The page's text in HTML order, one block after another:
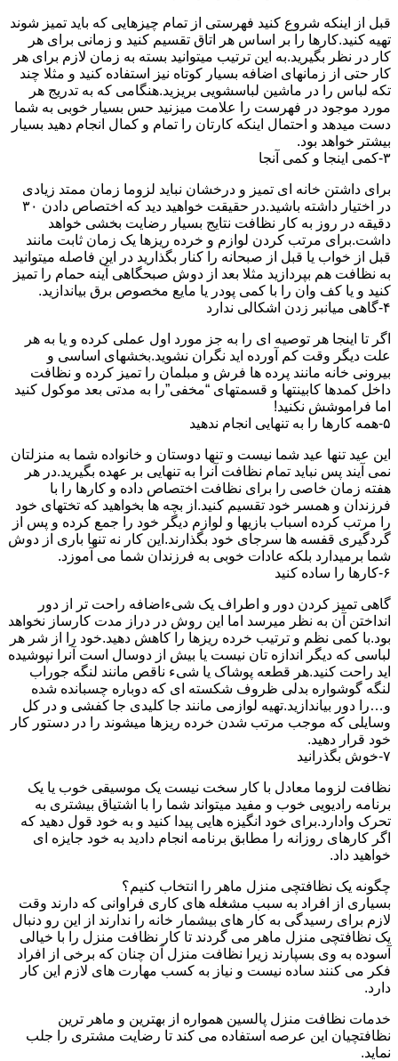
قبل از اینکه شروع کنید فهرستی از تمام چیزهایی که باید تمیز شوند
تهیه کنید.کارها را بر اساس هر اتاق تقسیم کنید و زمانی برای هر
کار در نظر بگیرید.به این ترتیب میتوانید بسته به زمان لازم برای هر
کار حتی از زمانهای اضافه بسیار کوتاه نیز استفاده کنید و مثلا چند
تکه لباس را در ماشین لباسشویی بریزید.هنگامی که به تدریج هر
مورد موجود در فهرست را علامت میزنید حس بسیار خوبی به شما
دست میدهد و احتمال اینکه کارتان را تمام و کمال انجام دهید بسیار
بیشتر خواهد بود.
۳-کمی اینجا و کمی آنجا
برای داشتن خانه ای تمیز و درخشان نباید لزوما زمان ممتد زیادی
در اختیار داشته باشید.در حقیقت خواهید دید که اختصاص دادن ۳۰
دقیقه در روز به کار نظافت نتایج بسیار رضایت بخشی خواهد
داشت.برای مرتب کردن لوازم و خرده ریزها یک زمان ثابت مانند
قبل از خواب یا قبل از صبحانه را کنار بگذارید در این فاصله میتوانید
به نظافت هم بپردازید مثلا بعد از دوش صبحگاهی آینه حمام را تمیز
کنید و یا کف وان را با کمی پودر یا مایع مخصوص برق بیاندازید.
۴-گاهی میانبر زدن اشکالی ندارد
اگر تا اینجا هر توصیه ای را به جز مورد اول عملی کرده و یا به هر
علت دیگر وقت کم آورده اید نگران نشوید.بخشهای اساسی و
بیرونی خانه مانند پرده ها فرش و مبلمان را تمیز کرده و نظافت
داخل کمدها کابینتها و قسمتهای “مخفی”را به مدتی بعد موکول کنید
اما فراموشش نکنید!
۵-همه کارها را به تنهایی انجام ندهید
این عید تنها عید شما نیست و تنها دوستان و خانواده شما به منزلتان
نمی آیند پس نباید تمام نظافت آنرا به تنهایی بر عهده بگیرید.در هر
هفته زمان خاصی را برای نظافت اختصاص داده و کارها را با
فرزندان و همسر خود تقسیم کنید.از بچه ها بخواهید که تختهای خود
را مرتب کرده اسباب بازیها و لوازم دیگر خود را جمع کرده و پس از
گردگیری قفسه ها سرجای خود بگذارند.این کار نه تنها باری از دوش
شما برمیدارد بلکه عادات خوبی به فرزندان شما می آموزد.
۶-کارها را ساده کنید
گاهی تمیز کردن دور و اطراف یک شیءاضافه راحت تر از دور
انداختن آن به نظر میرسد اما این روش در دراز مدت کارساز نخواهد
بود.با کمی نظم و ترتیب خرده ریزها را کاهش دهید.خود را از شر هر
لباسی که دیگر اندازه تان نیست یا بیش از دوسال است آنرا نپوشیده
اید راحت کنید.هر قطعه پوشاک یا شیء ناقص مانند لنگه جوراب
لنگه گوشواره بدلی ظروف شکسته ای که دوباره چسبانده شده
و…را دور بیاندازید.تهیه لوازمی مانند جا کلیدی جا کفشی و در کل
وسایلی که موجب مرتب شدن خرده ریزها میشوند را در دستور کار
خود قرار دهید.
۷-خوش بگذرانید
نظافت لزوما معادل با کار سخت نیست یک موسیقی خوب یا یک
برنامه رادیویی خوب و مفید میتواند شما را با اشتیاق بیشتری به
تحرک وادارد.برای خود انگیزه هایی پیدا کنید و به خود قول دهید که
اگر کارهای روزانه را مطابق برنامه انجام دادید به خود جایزه ای
خواهید داد.
چگونه یک نظافتچی منزل ماهر را انتخاب کنیم؟
بسیاری از افراد به سبب مشغله های کاری فراوانی که دارند وقت
لازم برای رسیدگی به کار های بیشمار خانه را ندارند از این رو دنبال
یک نظافتچی منزل ماهر می گردند تا کار نظافت منزل را با خیالی
آسوده به وی بسپارند زیرا نظافت منزل آن چنان که برخی از افراد
فکر می کنند ساده نیست و نیاز به کسب مهارت های لازم این کار
دارد.
خدمات نظافت منزل پالسین همواره از بهترین و ماهر ترین
نظافتچیان این عرصه استفاده می کند تا رضایت مشتری را جلب
نماید.